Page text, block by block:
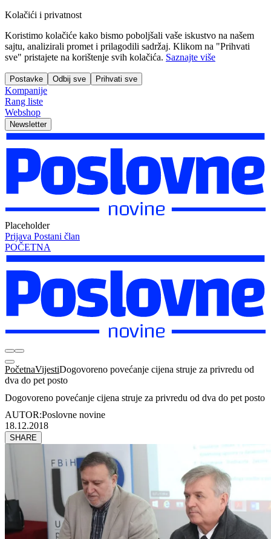
Kolačići i privatnost
Koristimo kolačiće kako bismo poboljšali vaše iskustvo na našem
sajtu, analizirali promet i prilagodili sadržaj. Klikom na "Prihvati
sve" pristajete na korištenje svih kolačića. Saznajte više
Postavke Odbij sve Prihvati sve
Kompanije
Rang liste
Webshop
Newsletter
Placeholder
Prijava Postani član
POČETNA
PočetnaVijestiDogovoreno povećanje cijena struje za privredu od
dva do pet posto
Dogovoreno povećanje cijena struje za privredu od dva do pet posto
AUTOR:Poslovne novine
18.12.2018
SHARE